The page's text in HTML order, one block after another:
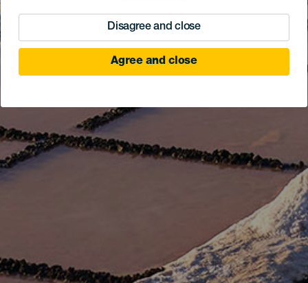
Disagree and close
Agree and close